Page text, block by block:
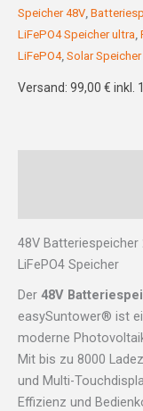
Speicher 48V,
LiFePO4 Speicher ultra,
LiFePO4, Solar Speicher
Versand: 99,00 € inkl.
48V
LiFePO4 Speicher
Der 48V
easySuntower® ist
moderne
Mit bis zu 8000
und Multi-
Effizienz und